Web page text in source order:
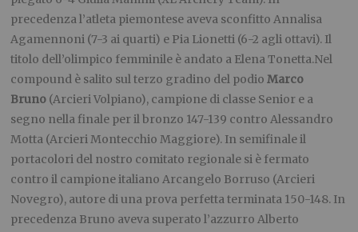
precedenza l’atleta piemontese aveva sconfitto Annalisa
Agamennoni (7-3 ai quarti) e Pia Lionetti (6-2 agli ottavi). Il
titolo dell’olimpico femminile è andato a Elena Tonetta.Nel
compound è salito sul terzo gradino del podioMarco
Bruno (Arcieri Volpiano), campione di classe Senior e a
segno nella finale per il bronzo 147-139 contro Alessandro
Motta (Arcieri Montecchio Maggiore). In semifinale il
portacolori del nostro comitato regionale si è fermato
contro il campione italiano Arcangelo Borruso (Arcieri
Novegro), autore di una prova perfetta terminata 150-148. In
precedenza Bruno aveva superato l’azzurro Alberto